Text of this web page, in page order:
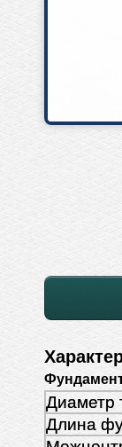
Диаметр
Длина